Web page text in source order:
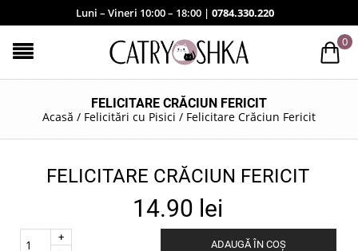
Luni – Vineri 10:00 – 18:00 | 0784.330.220
0
FELICITARE CRĂCIUN FERICIT
Acasă / Felicitări cu Pisici / Felicitare Crăciun Fericit
FELICITARE CRĂCIUN FERICIT
14.90 lei
Quantity
ADAUGĂ ÎN COȘ